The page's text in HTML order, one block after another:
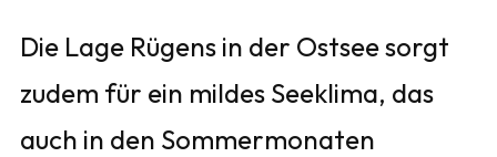
Die Lage Rügens in der Ostsee sorgt
zudem für ein mildes Seeklima, das
auch in den Sommermonaten